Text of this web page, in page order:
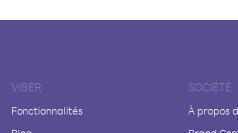
VIBER
Fonctionnalités
SOCIÉTÉ
À propos